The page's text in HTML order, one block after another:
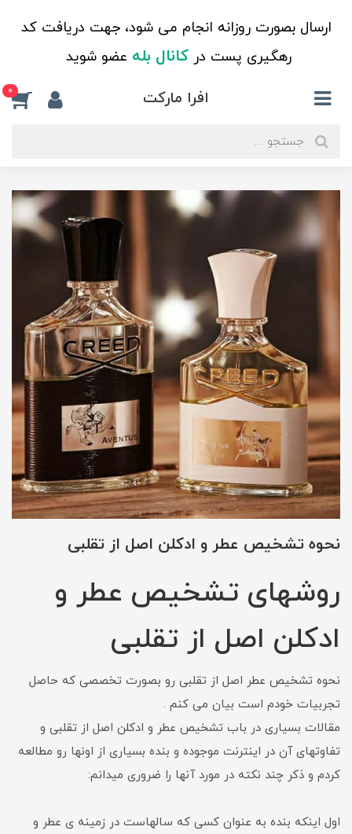
ارسال بصورت روزانه انجام می شود، جهت دریافت کد
رهگیری پست درکانال بله عضو شوید
افرا مارکت 0
نحوه تشخیص عطر و ادکلن اصل از تقلبی
روشهای تشخیص عطر و
ادکلن اصل از تقلبی
نحوه تشخیص عطر اصل از تقلبی رو بصورت تخصصی که حاصل
تجربیات خودم است بیان می کنم .
مقالات بسیاری در باب تشخیص عطر و ادکلن اصل از تقلبی و
تفاوتهای آن در اینترنت موجوده و بنده بسیاری از اونها رو مطالعه
کردم و ذکر چند نکته در مورد آنها را ضروری میدانم:
اول اینکه بنده به عنوان کسی که سالهاست در زمینه ی عطر و